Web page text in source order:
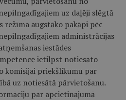
uz daļēji slēgtā
režīma augstāko pakāpi pēc
administrācijas
iestādes
ietilpst notiesāto
komisijai priekšlikumu par
uz notiesātā pārvietošanu.
par apcietinājumā